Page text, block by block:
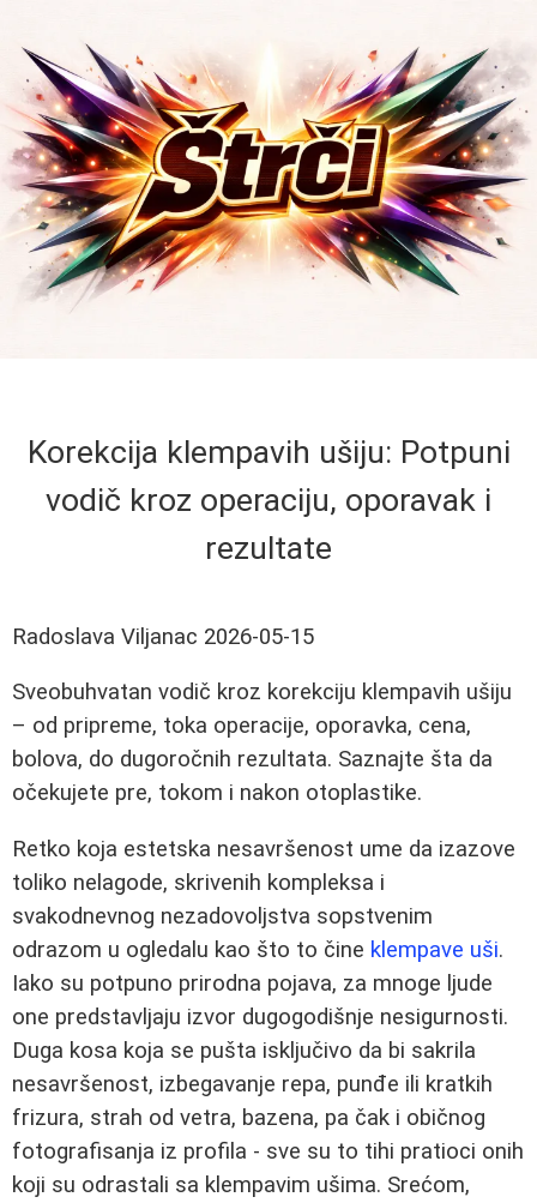
Korekcija klempavih ušiju: Potpuni
vodič kroz operaciju, oporavak i
rezultate
Radoslava Viljanac 2026-05-15
Sveobuhvatan vodič kroz korekciju klempavih ušiju
– od pripreme, toka operacije, oporavka, cena,
bolova, do dugoročnih rezultata. Saznajte šta da
očekujete pre, tokom i nakon otoplastike.
Retko koja estetska nesavršenost ume da izazove
toliko nelagode, skrivenih kompleksa i
svakodnevnog nezadovoljstva sopstvenim
odrazom u ogledalu kao što to čine klempave uši.
Iako su potpuno prirodna pojava, za mnoge ljude
one predstavljaju izvor dugogodišnje nesigurnosti.
Duga kosa koja se pušta isključivo da bi sakrila
nesavršenost, izbegavanje repa, punđe ili kratkih
frizura, strah od vetra, bazena, pa čak i običnog
fotografisanja iz profila - sve su to tihi pratioci onih
koji su odrastali sa klempavim ušima. Srećom,